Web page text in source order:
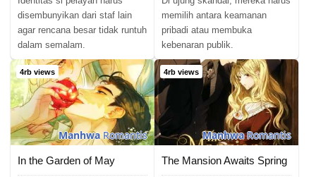
disembunyikan dari staf lain
agar rencana besar tidak runtuh
dalam semalam.
memilih antara keamanan
pribadi atau membuka
kebenaran publik.
4rb views
ManhwaRomantis
In the Garden of May
4rb views
ManhwaRomantis
The Mansion Awaits Spring